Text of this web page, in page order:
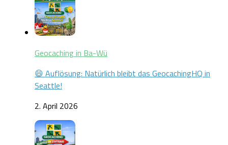
Geocaching in Ba-Wü
😄 Auflösung: Natürlich bleibt das GeocachingHQ in
Seattle!
2. April 2026